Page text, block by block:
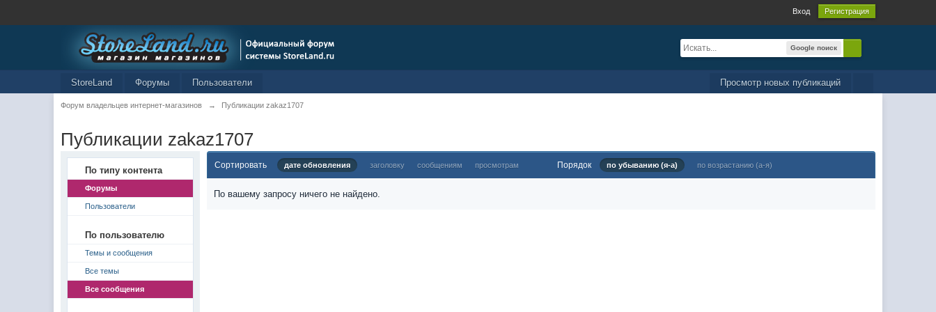
Вход Регистрация
Google поиск
Просмотр новых публикаций
StoreLand Форумы Пользователи
Форум владельцев интернет-магазинов → Публикации zakaz1707
Публикации zakaz1707
По типу контента
Форумы
Пользователи
По пользователю
Темы и сообщения
Все темы
Все сообщения
Сортировать дате обновления заголовку сообщениям просмотрам Порядок по убыванию (я-а) по возрастанию (а-я)
По вашему запросу ничего не найдено.